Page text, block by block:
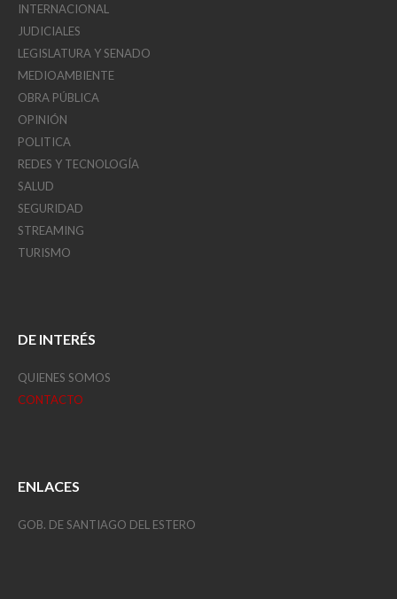
INTERNACIONAL
JUDICIALES
LEGISLATURA Y SENADO
MEDIOAMBIENTE
OBRA PÚBLICA
OPINIÓN
POLITICA
REDES Y TECNOLOGÍA
SALUD
SEGURIDAD
STREAMING
TURISMO
DE INTERÉS
QUIENES SOMOS
CONTACTO
ENLACES
GOB. DE SANTIAGO DEL ESTERO